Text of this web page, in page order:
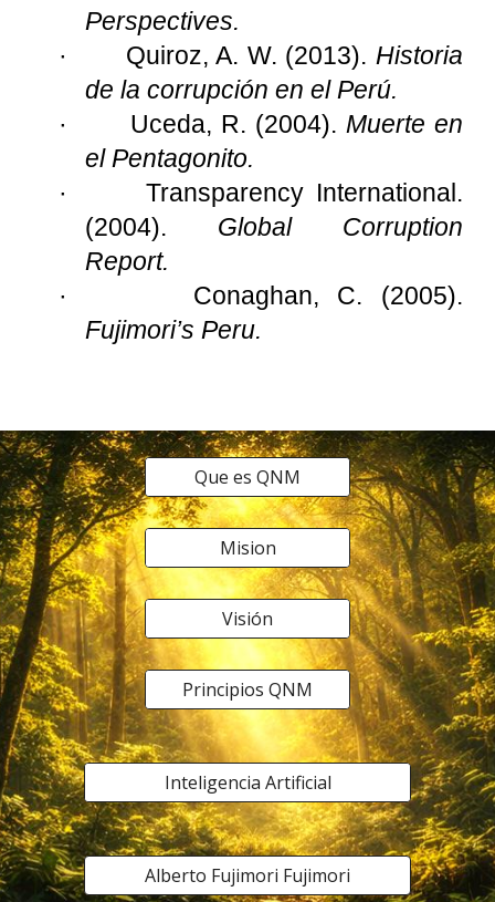
Perspectives.
·
Quiroz, A. W. (2013). Historia
de la corrupción en el Perú.
·
Uceda, R. (2004). Muerte en
el Pentagonito.
·
Transparency International.
(2004). Global Corruption
Report.
·
Conaghan, C. (2005).
Fujimori’s Peru.
Que es QNM
Mision
Visión
Principios QNM
Inteligencia Artificial
Alberto Fujimori Fujimori